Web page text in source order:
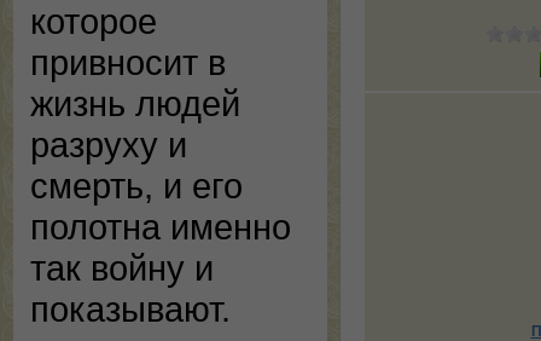
которое
привносит в
жизнь людей
разруху и
смерть, и его
полотна именно
так войну и
показывают.